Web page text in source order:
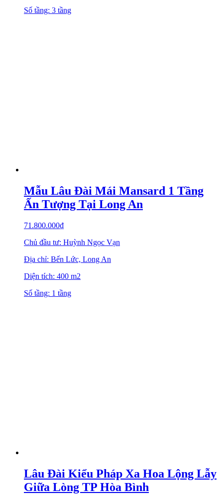
Số tầng: 3 tầng
Mẫu Lâu Đài Mái Mansard 1 Tầng
Ấn Tượng Tại Long An
71.800.000₫
Chủ đầu tư: Huỳnh Ngọc Vạn
Địa chỉ: Bến Lức, Long An
Diện tích: 400 m2
Số tầng: 1 tầng
Lâu Đài Kiểu Pháp Xa Hoa Lộng Lẫy
Giữa Lòng TP Hòa Bình